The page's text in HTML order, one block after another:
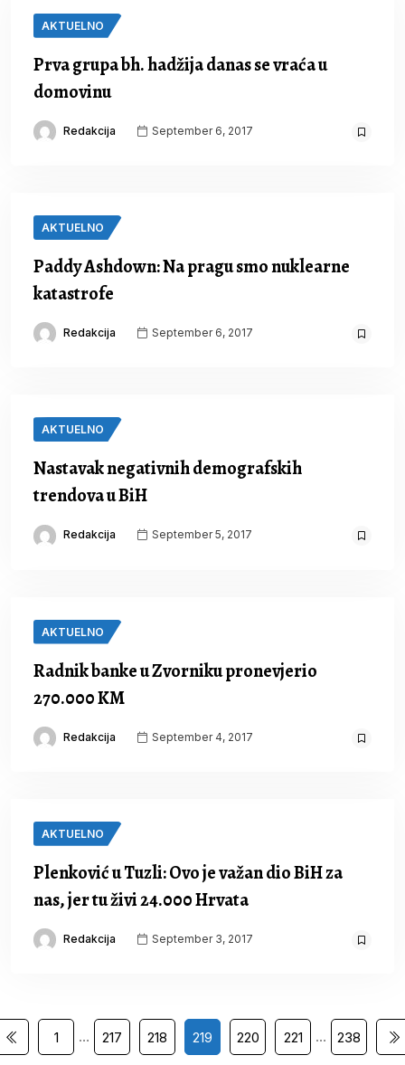
AKTUELNO
Prva grupa bh. hadžija danas se vraća u
domovinu
Redakcija September 6, 2017
AKTUELNO
Paddy Ashdown: Na pragu smo nuklearne
katastrofe
Redakcija September 6, 2017
AKTUELNO
Nastavak negativnih demografskih
trendova u BiH
Redakcija September 5, 2017
AKTUELNO
Radnik banke u Zvorniku pronevjerio
270.000 KM
Redakcija September 4, 2017
AKTUELNO
Plenković u Tuzli: Ovo je važan dio BiH za
nas, jer tu živi 24.000 Hrvata
Redakcija September 3, 2017
1 … 217 218 219 220 221 … 238